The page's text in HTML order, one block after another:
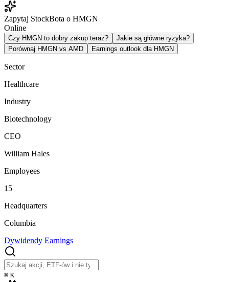
Zapytaj StockBota o HMGN
Online
Czy HMGN to dobry zakup teraz?
Jakie są główne ryzyka?
Porównaj HMGN vs AMD
Earnings outlook dla HMGN
Sector
Healthcare
Industry
Biotechnology
CEO
William Hales
Employees
15
Headquarters
Columbia
Dywidendy Earnings
⌘ K